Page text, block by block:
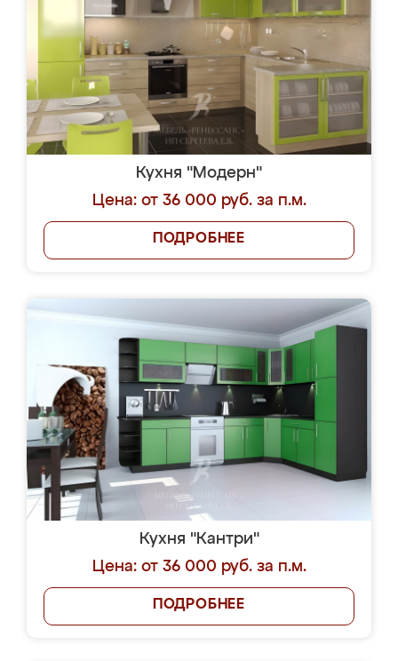
Кухня "Модерн"
Цена: от 36 000 руб. за п.м.
ПОДРОБНЕЕ
Кухня "Кантри"
Цена: от 36 000 руб. за п.м.
ПОДРОБНЕЕ